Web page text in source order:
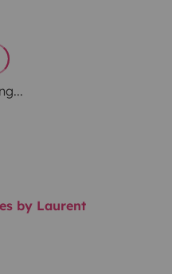
by Laurent